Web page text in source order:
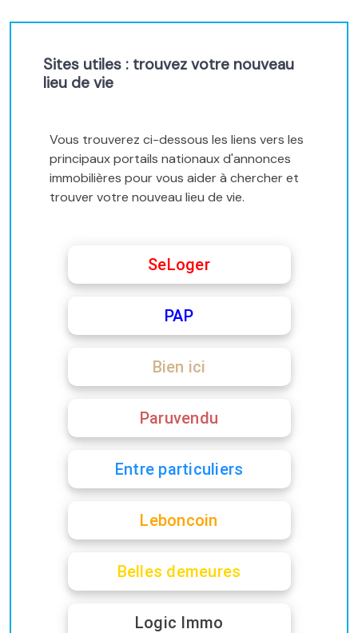
Sites utiles : trouvez votre nouveau
lieu de vie
Vous trouverez ci-dessous les liens vers les
principaux portails nationaux d'annonces
immobilières pour vous aider à chercher et
trouver votre nouveau lieu de vie.
SeLoger
PAP
Bien ici
Paruvendu
Entre particuliers
Leboncoin
Belles demeures
Logic Immo